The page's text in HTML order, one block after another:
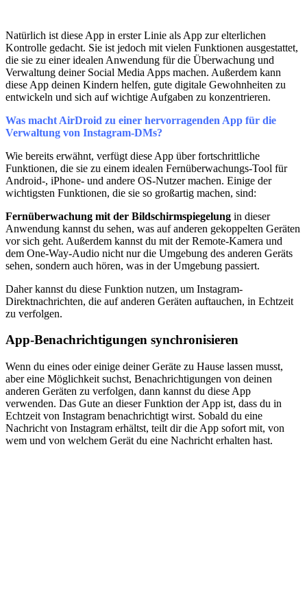
Natürlich ist diese App in erster Linie als App zur elterlichen
Kontrolle gedacht. Sie ist jedoch mit vielen Funktionen ausgestattet,
die sie zu einer idealen Anwendung für die Überwachung und
Verwaltung deiner Social Media Apps machen. Außerdem kann
diese App deinen Kindern helfen, gute digitale Gewohnheiten zu
entwickeln und sich auf wichtige Aufgaben zu konzentrieren.
Was macht AirDroid zu einer hervorragenden App für die
Verwaltung von Instagram-DMs?
Wie bereits erwähnt, verfügt diese App über fortschrittliche
Funktionen, die sie zu einem idealen Fernüberwachungs-Tool für
Android-, iPhone- und andere OS-Nutzer machen. Einige der
wichtigsten Funktionen, die sie so großartig machen, sind:
Fernüberwachung mit der Bildschirmspiegelung in dieser
Anwendung kannst du sehen, was auf anderen gekoppelten Geräten
vor sich geht. Außerdem kannst du mit der Remote-Kamera und
dem One-Way-Audio nicht nur die Umgebung des anderen Geräts
sehen, sondern auch hören, was in der Umgebung passiert.
Daher kannst du diese Funktion nutzen, um Instagram-
Direktnachrichten, die auf anderen Geräten auftauchen, in Echtzeit
zu verfolgen.
App-Benachrichtigungen synchronisieren
Wenn du eines oder einige deiner Geräte zu Hause lassen musst,
aber eine Möglichkeit suchst, Benachrichtigungen von deinen
anderen Geräten zu verfolgen, dann kannst du diese App
verwenden. Das Gute an dieser Funktion der App ist, dass du in
Echtzeit von Instagram benachrichtigt wirst. Sobald du eine
Nachricht von Instagram erhältst, teilt dir die App sofort mit, von
wem und von welchem Gerät du eine Nachricht erhalten hast.